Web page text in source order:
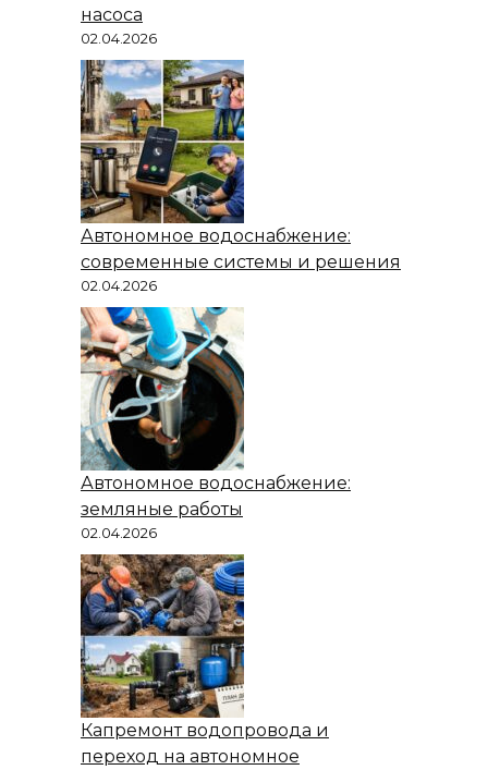
насоса
02.04.2026
Автономное водоснабжение:
современные системы и решения
02.04.2026
Автономное водоснабжение:
земляные работы
02.04.2026
Капремонт водопровода и
переход на автономное